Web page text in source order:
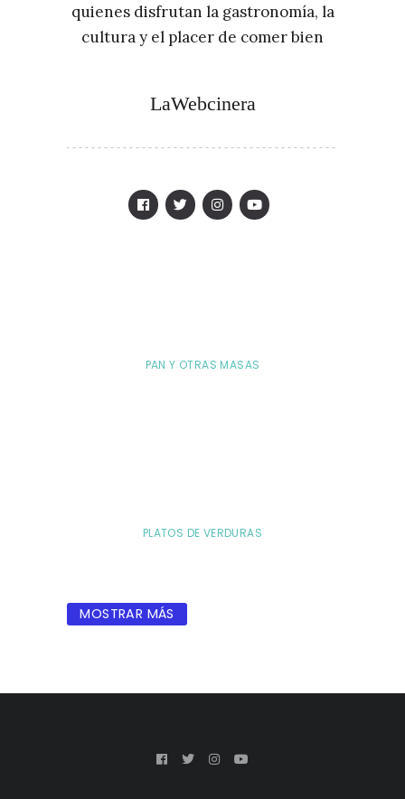
quienes disfrutan la gastronomía, la
cultura y el placer de comer bien
LaWebcinera
PAN Y OTRAS MASAS
PLATOS DE VERDURAS
MOSTRAR MÁS